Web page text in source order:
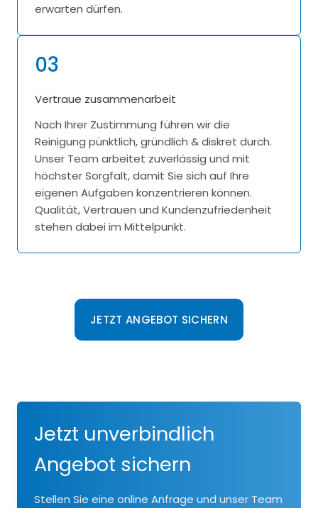
erwarten dürfen.
03
Vertraue zusammenarbeit
Nach Ihrer Zustimmung führen wir die
Reinigung pünktlich, gründlich & diskret durch.
Unser Team arbeitet zuverlässig und mit
höchster Sorgfalt, damit Sie sich auf Ihre
eigenen Aufgaben konzentrieren können.
Qualität, Vertrauen und Kundenzufriedenheit
stehen dabei im Mittelpunkt.
JETZT ANGEBOT SICHERN
Jetzt unverbindlich
Angebot sichern
Stellen Sie eine online Anfrage und unser Team